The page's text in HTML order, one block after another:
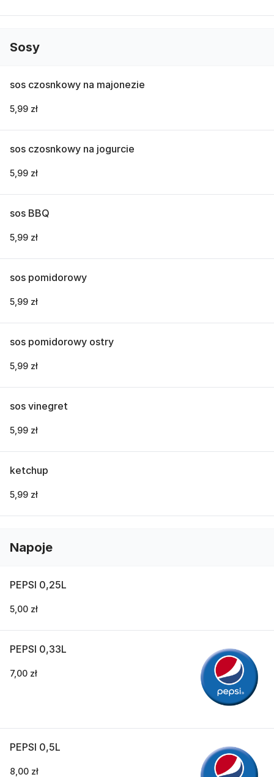
Sosy
sos czosnkowy na majonezie
5,99 zł
sos czosnkowy na jogurcie
5,99 zł
sos BBQ
5,99 zł
sos pomidorowy
5,99 zł
sos pomidorowy ostry
5,99 zł
sos vinegret
5,99 zł
ketchup
5,99 zł
Napoje
PEPSI 0,25L
5,00 zł
PEPSI 0,33L
7,00 zł
PEPSI 0,5L
8,00 zł